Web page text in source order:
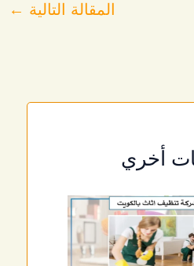
المقالة التالية ←
أخري